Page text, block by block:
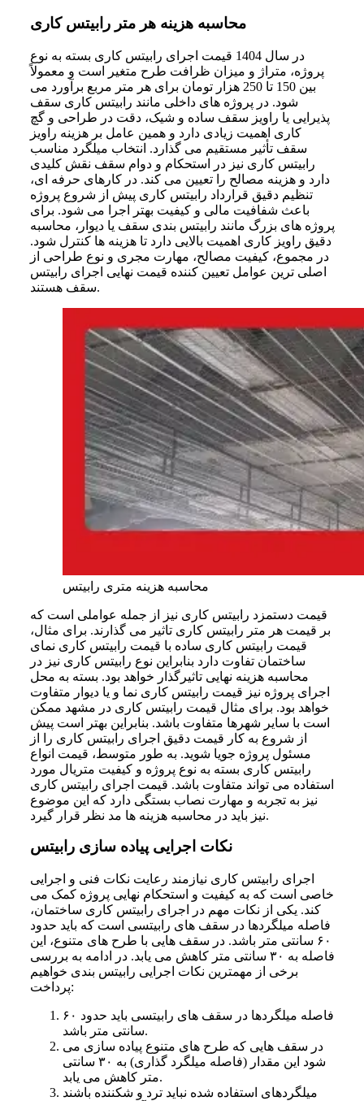
محاسبه هزینه هر متر رابیتس کاری
در سال 1404 قیمت اجرای رابیتس کاری بسته به نوع
پروژه، متراژ و میزان ظرافت طرح متغیر است و معمولاً
بین 150 تا 250 هزار تومان برای هر متر مربع برآورد می‌
شود. در پروژه‌ های داخلی مانند رابیتس کاری سقف
پذیرایی یا راویز سقف ساده و شیک، دقت در طراحی و گچ
کاری اهمیت زیادی دارد و همین عامل بر هزینه راویز
سقف تأثیر مستقیم می‌ گذارد. انتخاب میلگرد مناسب
رابیتس کاری نیز در استحکام و دوام سقف نقش کلیدی
دارد و هزینه مصالح را تعیین می‌ کند. در کارهای حرفه‌ ای،
تنظیم دقیق قرارداد رابیتس کاری پیش از شروع پروژه
باعث شفافیت مالی و کیفیت بهتر اجرا می‌ شود. برای
پروژه‌ های بزرگ مانند رابیتس بندی سقف یا دیوار، محاسبه
دقیق راویز کاری اهمیت بالایی دارد تا هزینه‌ ها کنترل شود.
در مجموع، کیفیت مصالح، مهارت مجری و نوع طراحی از
اصلی‌ ترین عوامل تعیین‌ کننده قیمت نهایی اجرای رابیتس
سقف هستند.
محاسبه هزینه متری رابیتس
قیمت دستمزد رابیتس کاری نیز از جمله عواملی است که
بر قیمت هر متر رابیتس کاری تاثیر می‌ گذارند. برای مثال،
قیمت رابیتس کاری ساده با قیمت رابیتس کاری نمای
ساختمان تفاوت دارد بنابراین نوع رابیتس کاری نیز در
محاسبه هزینه نهایی تاثیرگذار خواهد بود. بسته به محل
اجرای پروژه نیز قیمت رابیتس کاری نما و یا دیوار متفاوت
خواهد بود. برای مثال قیمت رابیتس کاری در مشهد ممکن
است با سایر شهرها متفاوت باشد. بنابراین بهتر است پیش
از شروع به کار قیمت دقیق اجرای رابیتس کاری را از
مسئول پروژه جویا شوید. به طور متوسط، قیمت انواع
رابیتس کاری بسته به نوع پروژه و کیفیت متریال مورد
استفاده می‌ تواند متفاوت باشد. قیمت اجرای رابیتس کاری
نیز به تجربه و مهارت نصاب بستگی دارد که این موضوع
نیز باید در محاسبه هزینه‌ ها مد نظر قرار گیرد.
نکات اجرایی پیاده سازی رابیتس
اجرای رابیتس کاری نیازمند رعایت نکات فنی و اجرایی
خاصی است که به کیفیت و استحکام نهایی پروژه کمک می‌
کند. یکی از نکات مهم در اجرای رابیتس کاری ساختمان،
فاصله میلگردها در سقف‌ های رابیتسی است که باید حدود
۶۰ سانتی متر باشد. در سقف‌ هایی با طرح‌ های متنوع، این
فاصله به ۳۰ سانتی متر کاهش می‌ یابد. در ادامه به بررسی
برخی از مهمترین نکات اجرایی رابیتس بندی خواهیم
پرداخت:
فاصله میلگردها در سقف های رابیتسی باید حدود ۶۰
سانتی متر باشد.
در سقف هایی که طرح های متنوع پیاده سازی می
شود این مقدار (فاصله میلگرد گذاری) به ۳۰ سانتی
متر کاهش می یابد.
میلگردهای استفاده شده نباید ترد و شکننده باشند